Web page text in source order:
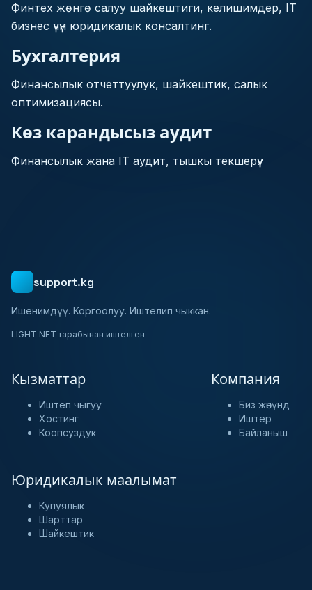
Финтех жөнгө салуу шайкештиги, келишимдер, IT
бизнес үчүн юридикалык консалтинг.
Бухгалтерия
Финансылык отчеттуулук, шайкештик, салык
оптимизациясы.
Көз карандысыз аудит
Финансылык жана IT аудит, тышкы текшерүү.
support.kg
Ишенимдүү. Коргоолуу. Иштелип чыккан.
LIGHT.NET тарабынан иштелген
Кызматтар
Иштеп чыгуу
Хостинг
Коопсуздук
Компания
Биз жөнүндө
Иштер
Байланыш
Юридикалык маалымат
Купуялык
Шарттар
Шайкештик